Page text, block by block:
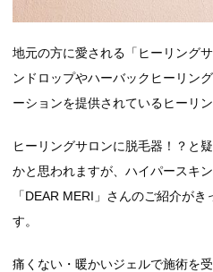
地元の方に愛される「ヒーリング
ンドロップやハーバックヒーリン
ーションを提供されているヒーリン
ヒーリングサロンに脱毛器！？と
かと思われますが、ハイパースキ
「DEAR MERI」さんのご紹介が
す。
痛くない・暖かいジェルで施術を